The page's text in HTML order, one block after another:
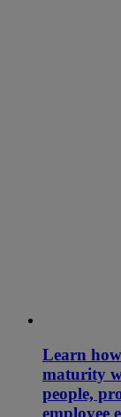
Learn
maturity
people,
employee